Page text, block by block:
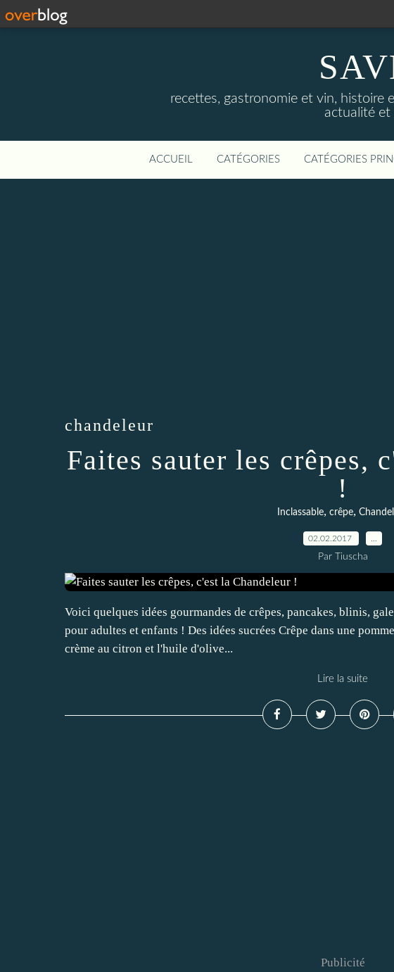
recettes, gastronomie et vin, histoire
actualité et
ACCUEIL CATÉGORIES CATÉGORIES
chandeleur
Faites sauter les crêpes,
!
Inclassable, crêpe,
02.02.2017
Par Tiuscha
Voici quelques idées gourmandes de crêpes, pancakes, blinis,
pour adultes et enfants ! Des idées sucrées Crêpe dans une
crème au citron et l'huile d'olive...
Lire la suite
Publicité